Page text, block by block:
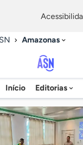
Amazonas
de
Início Editorias